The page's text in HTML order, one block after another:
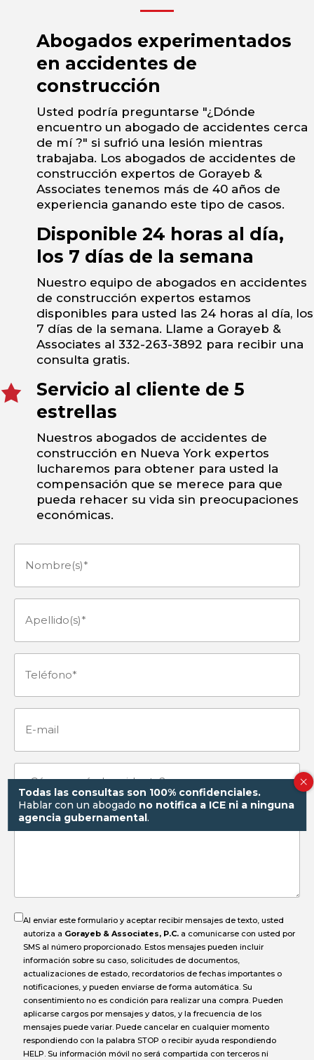
Abogados experimentados
en accidentes de
construcción
Usted podría preguntarse "¿Dónde
encuentro un abogado de accidentes cerca
de mí ?" si sufrió una lesión mientras
trabajaba. Los abogados de accidentes de
construcción expertos de Gorayeb &
Associates tenemos más de 40 años de
experiencia ganando este tipo de casos.
Disponible 24 horas al día,
los 7 días de la semana
Nuestro equipo de abogados en accidentes
de construcción expertos estamos
disponibles para usted las 24 horas al día, los
7 días de la semana. Llame a Gorayeb &
Associates al 332-263-3892 para recibir una
consulta gratis.
Servicio al cliente de 5
estrellas
Nuestros abogados de accidentes de
construcción en Nueva York expertos
lucharemos para obtener para usted la
compensación que se merece para que
pueda rehacer su vida sin preocupaciones
económicas.
Nombre(s)
Apellido(s)
Teléfono (Obligatorio)
¿Cómo
pasó
Al enviar este formulario y aceptar recibir mensajes de texto, usted
autoriza a Gorayeb & Associates, P.C. a comunicarse con usted por
SMS al número proporcionado. Estos mensajes pueden incluir
información sobre su caso, solicitudes de documentos,
actualizaciones de estado, recordatorios de fechas importantes o
notificaciones, y pueden enviarse de forma automática. Su
consentimiento no es condición para realizar una compra. Pueden
aplicarse cargos por mensajes y datos, y la frecuencia de los
mensajes puede variar. Puede cancelar en cualquier momento
respondiendo con la palabra STOP o recibir ayuda respondiendo
HELP. Su información móvil no será compartida con terceros ni
Todas las consultas son 100% confidenciales.
Hablar con un abogado no notifica a ICE ni a ninguna
agencia gubernamental.